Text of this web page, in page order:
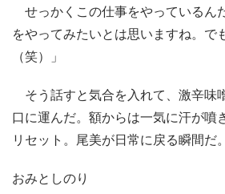
せっかくこの仕事をやっているん
をやってみたいとは思いますね。で
（笑）」
そう話すと気合を入れて、激辛味
口に運んだ。額からは一気に汗が噴
リセット。尾美が日常に戻る瞬間だ。
おみとしのり